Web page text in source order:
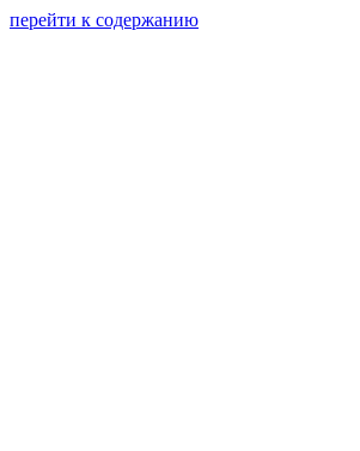
перейти к содержанию